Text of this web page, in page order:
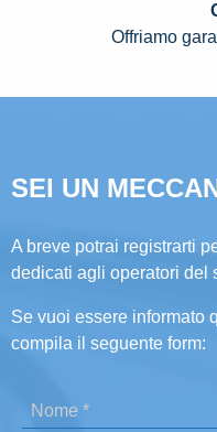
Offriamo
SEI UN
A breve potrai registrarti
dedicati agli operatori del
Se vuoi essere informato
compila il seguente form: